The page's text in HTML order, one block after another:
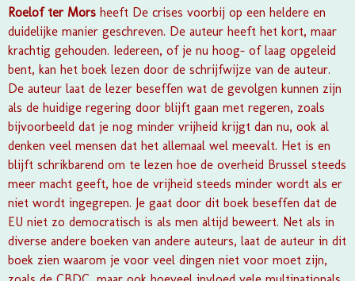
Roelof ter Mors heeft De crises voorbij op een heldere en
duidelijke manier geschreven. De auteur heeft het kort, maar
krachtig gehouden. Iedereen, of je nu hoog- of laag opgeleid
bent, kan het boek lezen door de schrijfwijze van de auteur.
De auteur laat de lezer beseffen wat de gevolgen kunnen zijn
als de huidige regering door blijft gaan met regeren, zoals
bijvoorbeeld dat je nog minder vrijheid krijgt dan nu, ook al
denken veel mensen dat het allemaal wel meevalt. Het is en
blijft schrikbarend om te lezen hoe de overheid Brussel steeds
meer macht geeft, hoe de vrijheid steeds minder wordt als er
niet wordt ingegrepen. Je gaat door dit boek beseffen dat de
EU niet zo democratisch is als men altijd beweert. Net als in
diverse andere boeken van andere auteurs, laat de auteur in dit
boek zien waarom je voor veel dingen niet voor moet zijn,